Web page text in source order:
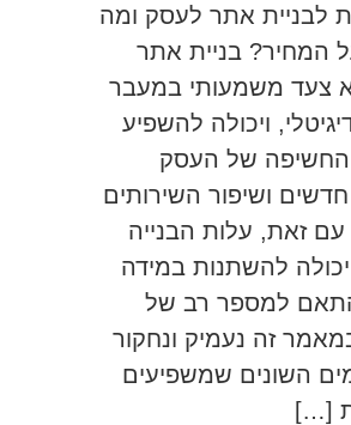
לבניית אתר לעסק ומה
המחיר? בניית אתר
צעד משמעותי במעבר
ויכולה להשפיע
החשיפה של העסק
ושיפור השירותים
עם זאת, עלות הבנייה
להשתנות במידה
למספר רב של
זה נעמיק ונחקור
השונים שמשפיעים
[…]